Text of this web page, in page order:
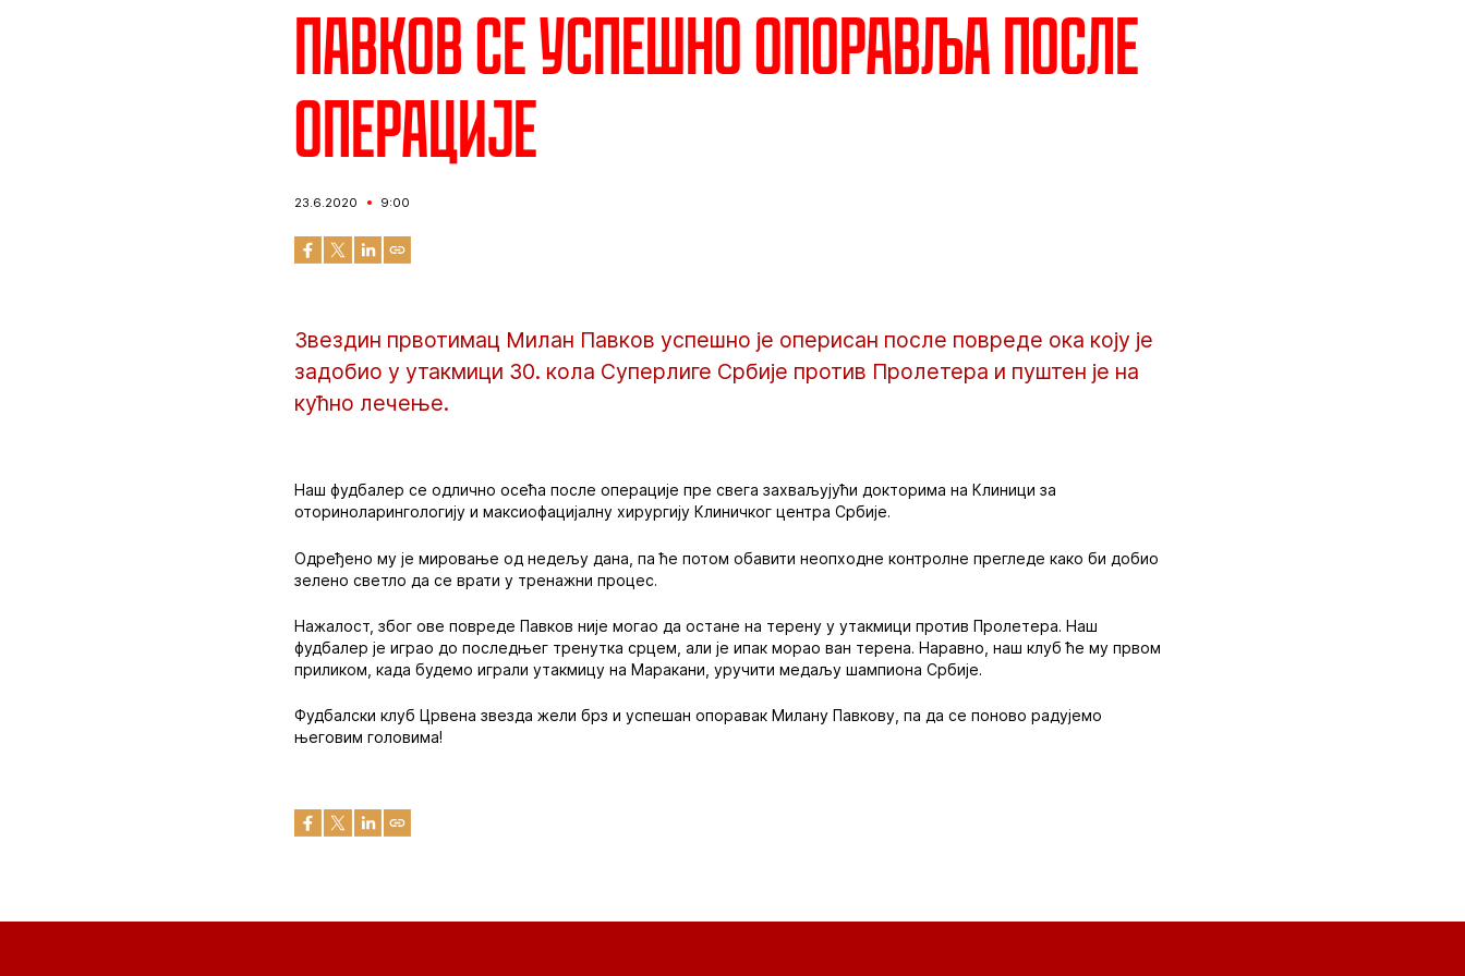
Павков се успешно опоравља после
операције
23.6.2020 9:00
Звездин првотимац Милан Павков успешно је оперисан после повреде ока коју је
задобио у утакмици 30. кола Суперлиге Србије против Пролетера и пуштен је на
кућно лечење.
Наш фудбалер се одлично осећа после операције пре свега захваљујући докторима на Клиници за
оториноларингологију и максиофацијалну хирургију Клиничког центра Србије.
Одређено му је мировање од недељу дана, па ће потом обавити неопходне контролне прегледе како би добио
зелено светло да се врати у тренажни процес.
Нажалост, због ове повреде Павков није могао да остане на терену у утакмици против Пролетера. Наш
фудбалер је играо до последњег тренутка срцем, али је ипак морао ван терена. Наравно, наш клуб ће му првом
приликом, када будемо играли утакмицу на Маракани, уручити медаљу шампиона Србије.
Фудбалски клуб Црвена звезда жели брз и успешан опоравак Милану Павкову, па да се поново радујемо
његовим головима!